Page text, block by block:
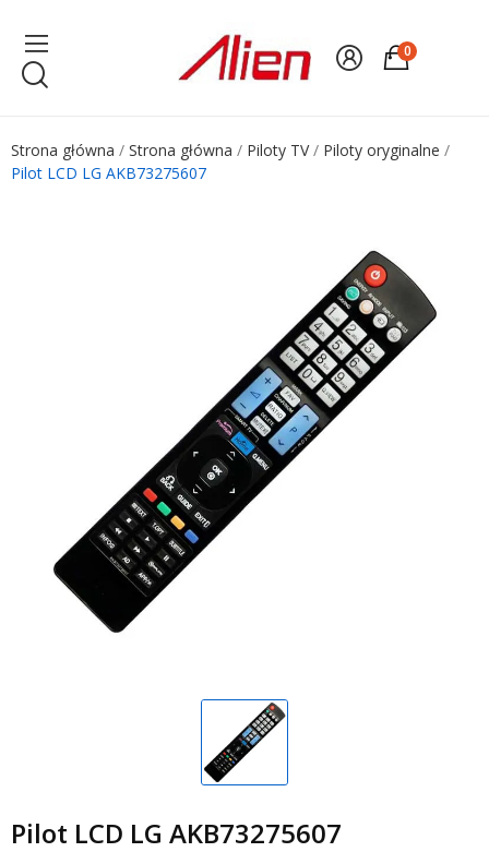
0
Strona główna Strona główna Piloty TV
Piloty oryginalne
Pilot LCD LG AKB73275607
Pilot LCD LG AKB73275607